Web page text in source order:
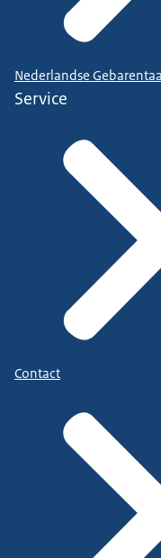
Nederlandse
Service
Contact